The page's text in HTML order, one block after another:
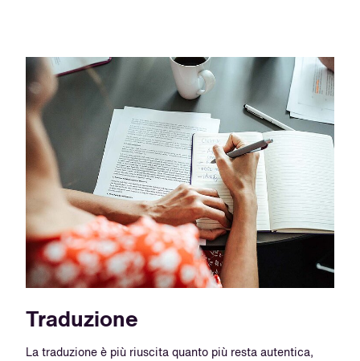
Traduzione
La traduzione è più riuscita quanto più resta autentica,